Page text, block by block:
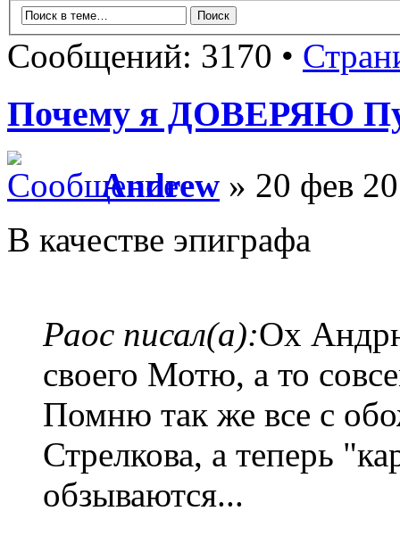
Сообщений: 3170 •
Почему я ДОВЕРЯЮ
Andrew » 20 фев
В качестве эпиграфа
Раос писал(а):Ох
своего Мотю, а то
Помню так же все с
Стрелкова, а теперь
обзываются...